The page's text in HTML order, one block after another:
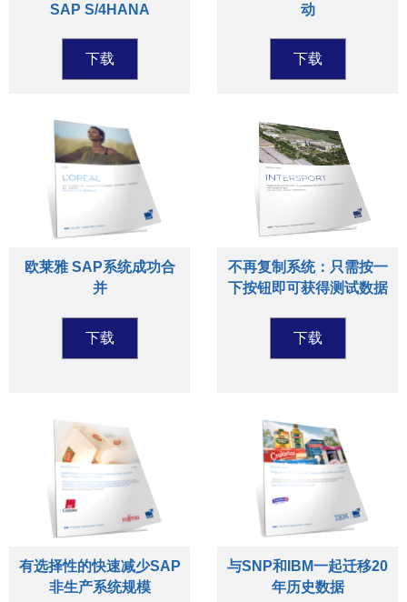
SAP S/4HANA
下载
动
下载
欧莱雅 SAP系统成功合
并
下载
不再复制系统：只需按一
下按钮即可获得测试数据
下载
有选择性的快速减少SAP
非生产系统规模
与SNP和IBM一起迁移20
年历史数据